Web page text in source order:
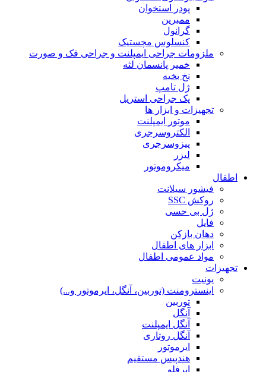
پودر استخوان
ممبرین
گرانول
کنسلوس مچستیک
ملزومات جراحی ایمپلنت و جراحی فک و صورت
خمیر پانسمان لثه
نخ بخیه
ژل تامپ
پک جراحی استریل
تجهیزات و ابزار ها
موتور ایمپلنت
الکتروسرجری
پیزوسرجری
لیزر
میکروموتور
اطفال
فیشور سیلانت
روکش SSC
ژل بی حسی
فایل
دهان بازکن
ابزار های اطفال
مواد عمومی اطفال
تجهیزات
یونیت
اینسترومنت (توربین، آنگل، ایرموتور و...)
توربین
آنگل
آنگل ایمپلنت
آنگل روتاری
ایرموتور
هندپیس مستقیم
ایرفلو